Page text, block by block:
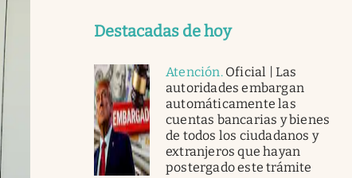
Destacadas de hoy
Atención. Oficial | Las
autoridades embargan
automáticamente las
cuentas bancarias y bienes
de todos los ciudadanos y
extranjeros que hayan
postergado este trámite